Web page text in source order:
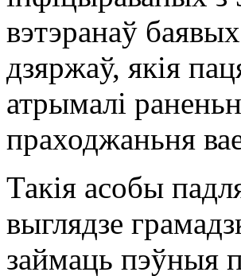
вэтэранаў
дзяржаў, якія
атрымалі
праходжаньня
Такія асобы
выглядзе
займаць пэўныя